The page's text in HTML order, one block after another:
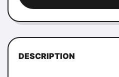
DESCRIPTION